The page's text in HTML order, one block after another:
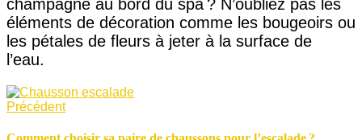
champagne au bord du spa ? N’oubliez pas les
éléments de décoration comme les bougeoirs ou
les pétales de fleurs à jeter à la surface de
l’eau.
Précédent